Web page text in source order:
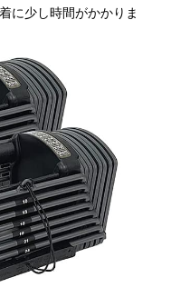
に少し時間がかかりま